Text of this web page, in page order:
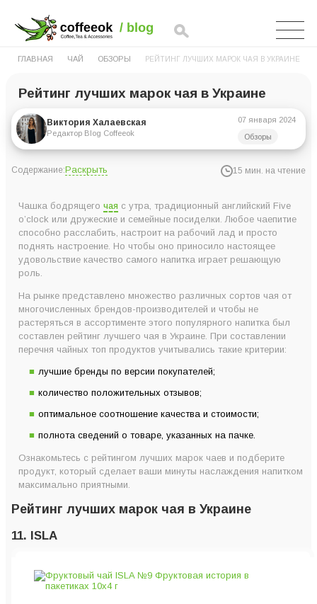
ГЛАВНАЯ ЧАЙ ОБЗОРЫ РЕЙТИНГ ЛУЧШИХ МАРОК ЧАЯ В УКРАИНЕ
Рейтинг лучших марок чая в Украине
Виктория Халаевская
Редактор Blog Coffeeok
07 января 2024
Обзоры
Содержание:Раскрыть 15 мин. на чтение
11. ISLA
10. Newby
9. Pickwick
8. Карпатский чай
7. Westminster Ostfriesische
5. Izumi Tea
4. Basilur
3. Althaus
2. Hello Tea
1. Teahouse
Топ-11 марок лучшего чая по версии Coffeeok
Как правильно выбрать чай?
Главные критерии хорошего чая
Чашка бодрящего чая с утра, традиционный английский Five
o’clock или дружеские и семейные посиделки. Любое чаепитие
способно расслабить, настроит на рабочий лад и просто
поднять настроение. Но чтобы оно приносило настоящее
удовольствие качество самого напитка играет решающую
роль.
На рынке представлено множество различных сортов чая от
многочисленных брендов-производителей и чтобы не
растеряться в ассортименте этого популярного напитка был
составлен рейтинг лучшего чая в Украине. При составлении
перечня чайных топ продуктов учитывались такие критерии:
лучшие бренды по версии покупателей;
количество положительных отзывов;
оптимальное соотношение качества и стоимости;
полнота сведений о товаре, указанных на пачке.
Ознакомьтесь с рейтингом лучших марок чаев и подберите
продукт, который сделает ваши минуты наслаждения напитком
максимально приятными.
Рейтинг лучших марок чая в Украине
11. ISLA